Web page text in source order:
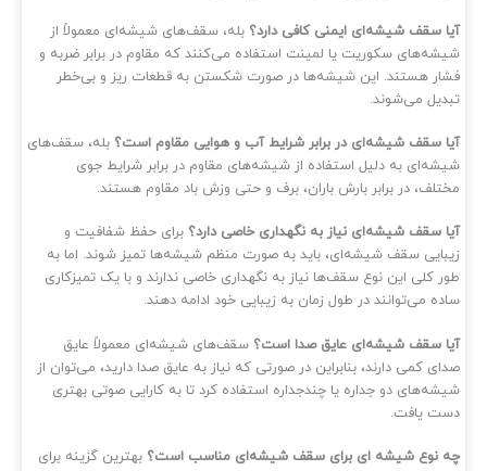
سقف شیشه‌ای ایمنی کافی دارد؟بله، سقف‌های شیشه‌ای معمولاً از
سکوریت یا لمینت استفاده می‌کنند که مقاوم در برابر ضربه و
هستند. این شیشه‌ها در صورت شکستن به قطعات ریز و بی‌خطر
می‌شوند.
سقف شیشه‌ای در برابر شرایط آب و هوایی مقاوم است؟ بله، سقف‌های
به دلیل استفاده از شیشه‌های مقاوم در برابر شرایط جوی
در برابر بارش باران، برف و حتی وزش باد مقاوم هستند.
سقف شیشه‌ای نیاز به نگهداری خاصی دارد؟برای حفظ شفافیت و
سقف شیشه‌ای، باید به صورت منظم شیشه‌ها تمیز شوند. اما به
کلی این نوع سقف‌ها نیاز به نگهداری خاصی ندارند و با یک تمیزکاری
می‌توانند در طول زمان به زیبایی خود ادامه دهند.
سقف شیشه‌ای عایق صدا است؟ سقف‌های شیشه‌ای معمولاً عایق
کمی دارند، بنابراین در صورتی که نیاز به عایق صدا دارید، می‌توان از
دو جداره یا چندجداره استفاده کرد تا به کارایی صوتی بهتری
یافت.
نوع شیشه‌ ای برای سقف شیشه‌ای مناسب است؟ بهترین گزینه برای